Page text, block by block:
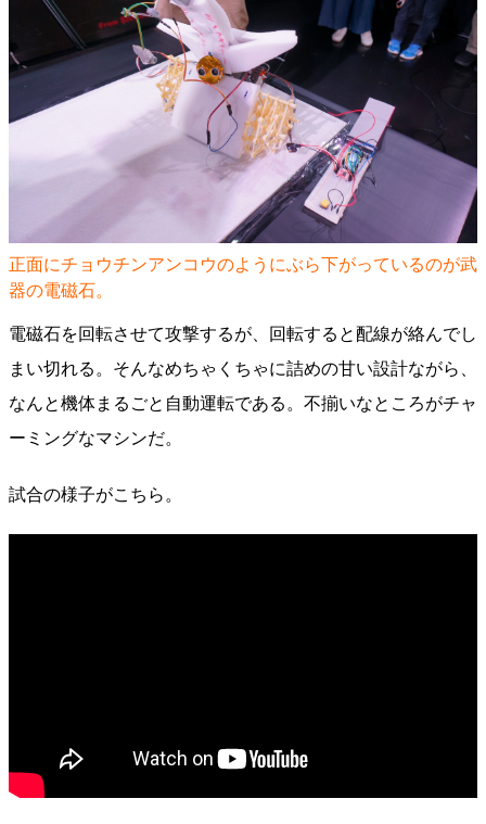
正面にチョウチンアンコウのようにぶら下がっているのが武
器の電磁石。
電磁石を回転させて攻撃するが、回転すると配線が絡んでし
まい切れる。そんなめちゃくちゃに詰めの甘い設計ながら、
なんと機体まるごと自動運転である。不揃いなところがチャ
ーミングなマシンだ。
試合の様子がこちら。